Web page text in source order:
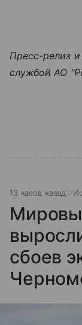
Пресс-релиз
службой АО
13 часов назад
сбоев